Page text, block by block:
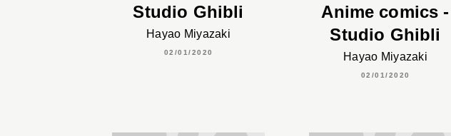
Studio Ghibli
Hayao Miyazaki
02/01/2020
Anime comics -
Studio Ghibli
Hayao Miyazaki
02/01/2020